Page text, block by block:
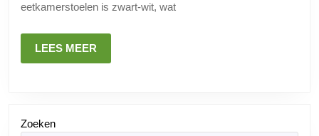
eetkamerstoelen is zwart-wit, wat
LEES MEER
MEER
Zoeken